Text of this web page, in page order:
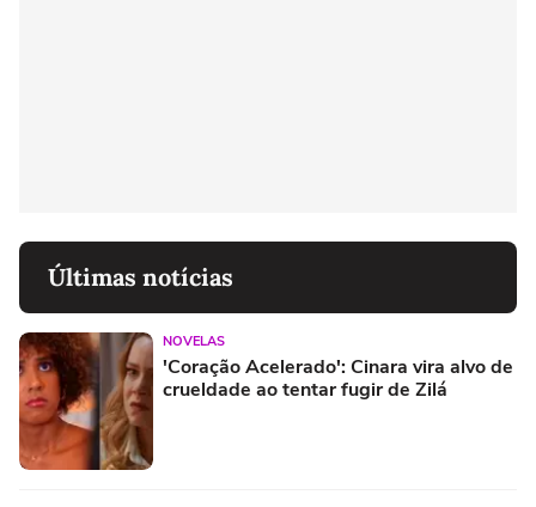
Últimas notícias
NOVELAS
'Coração Acelerado': Cinara vira alvo de
crueldade ao tentar fugir de Zilá